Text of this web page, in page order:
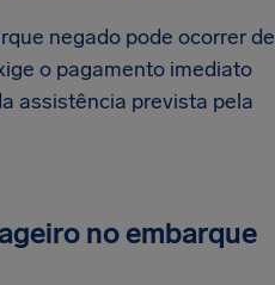
negado pode ocorrer de
o pagamento imediato
assistência prevista pela
no embarque